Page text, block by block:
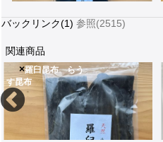
1,535
バックリンク(1) 参照(2515)
関連商品
×羅臼昆布 らう
す昆布